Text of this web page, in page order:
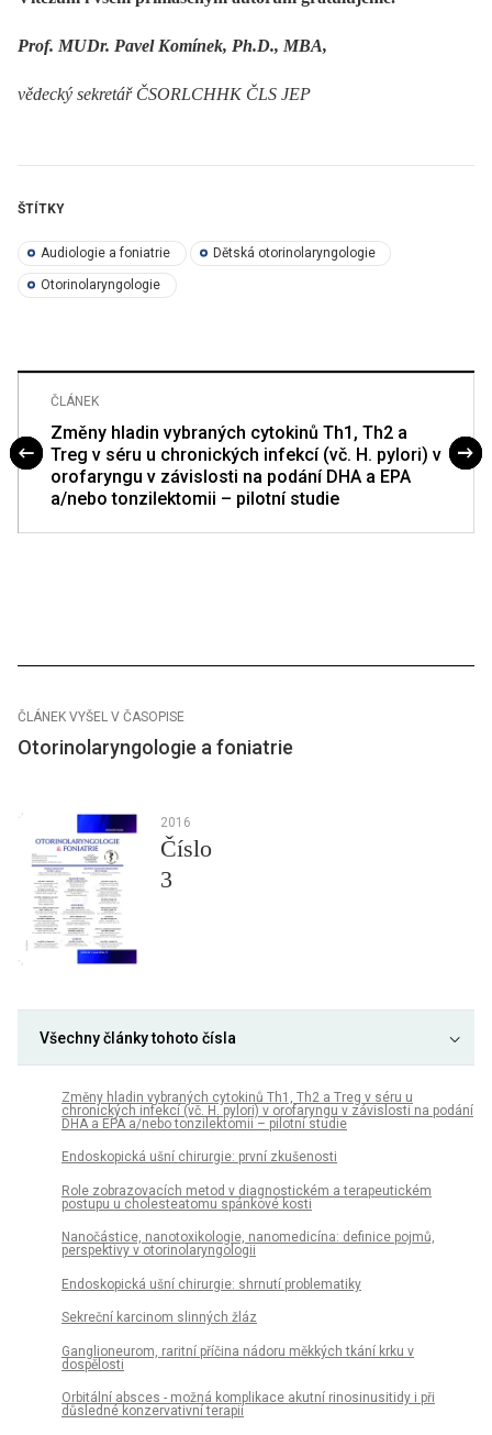
Prof. MUDr. Pavel Komínek, Ph.D., MBA,
vědecký sekretář ČSORLCHHK ČLS JEP
ŠTÍTKY
Audiologie a foniatrie Dětská otorinolaryngologie
Otorinolaryngologie
ČLÁNEK
Změny hladin vybraných cytokinů Th1, Th2 a
Treg v séru u chronických infekcí (vč. H. pylori) v
orofaryngu v závislosti na podání DHA a EPA
a/nebo tonzilektomii – pilotní studie
ČLÁNEK VYŠEL V ČASOPISE
Otorinolaryngologie a foniatrie
2016
Číslo
3
Všechny články tohoto čísla
Změny hladin vybraných cytokinů Th1, Th2 a Treg v séru u
chronických infekcí (vč. H. pylori) v orofaryngu v závislosti na podání
DHA a EPA a/nebo tonzilektomii – pilotní studie
Endoskopická ušní chirurgie: první zkušenosti
Role zobrazovacích metod v diagnostickém a terapeutickém
postupu u cholesteatomu spánkové kosti
Nanočástice, nanotoxikologie, nanomedicína: definice pojmů,
perspektivy v otorinolaryngologii
Endoskopická ušní chirurgie: shrnutí problematiky
Sekreční karcinom slinných žláz
Ganglioneurom, raritní příčina nádoru měkkých tkání krku v
dospělosti
Orbitální absces - možná komplikace akutní rinosinusitidy i při
důsledné konzervativní terapii